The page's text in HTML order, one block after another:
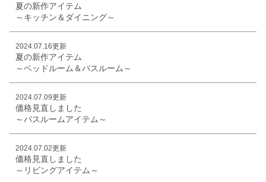
夏の新作アイテム
～キッチン＆ダイニング～
2024.07.16更新
夏の新作アイテム
～ベッドルーム＆バスルーム～
2024.07.09更新
価格見直しました
～バスルームアイテム～
2024.07.02更新
価格見直しました
～リビングアイテム～